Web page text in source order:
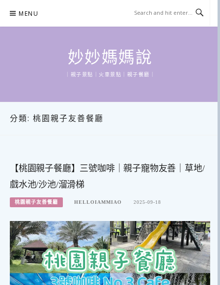
content
MENU
妙妙媽媽說
｜親子景點｜火車景點｜親子餐廳｜
分類: 桃園親子友善餐廳
【桃園親子餐廳】三號咖啡｜親子寵物友善｜草地/
戲水池/沙池/溜滑梯
桃園親子友善餐廳 HELLOIAMMIAO 2025-09-18